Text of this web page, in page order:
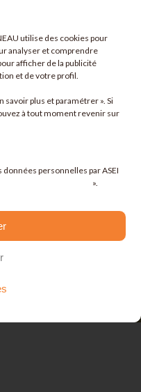
utilise des cookies pour
analyser et comprendre
afficher de la publicité
et de votre profil.
savoir plus et paramétrer ». Si
à tout moment revenir sur
personnelles par ASEI
».
en ligne